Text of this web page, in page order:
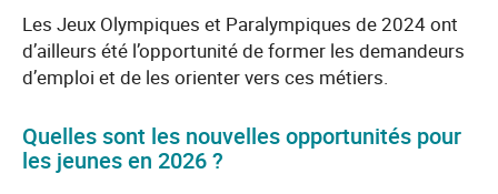
Les Jeux Olympiques et Paralympiques de 2024 ont
d’ailleurs été l’opportunité de former les demandeurs
d’emploi et de les orienter vers ces métiers.
Quelles sont les nouvelles opportunités pour
les jeunes en 2026 ?